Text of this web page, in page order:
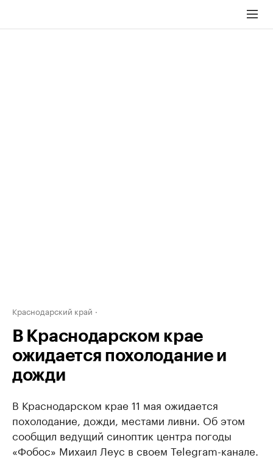
Краснодарский край
В Краснодарском крае
ожидается похолодание и
дожди
В Краснодарском крае 11 мая ожидается
похолодание, дожди, местами ливни. Об этом
сообщил ведущий синоптик центра погоды
«Фобос» Михаил Леус в своем Telegram-канале.